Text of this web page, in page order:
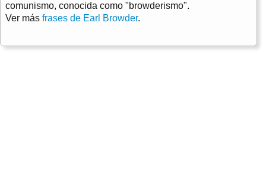
comunismo, conocida como "browderismo".
Ver más frases de Earl Browder.